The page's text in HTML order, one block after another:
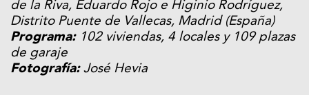
de la Riva, Eduardo Rojo e Higinio Rodríguez,
Distrito Puente de Vallecas, Madrid (España)
Programa:102 viviendas, 4 locales y 109 plazas
de garaje
Fotografía:José Hevia